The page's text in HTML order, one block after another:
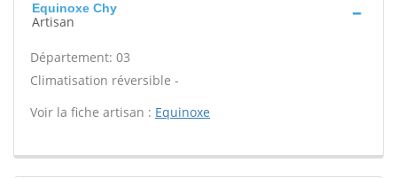
Equinoxe Chy
Artisan
Département: 03
Climatisation réversible -
Voir la fiche artisan : Equinoxe